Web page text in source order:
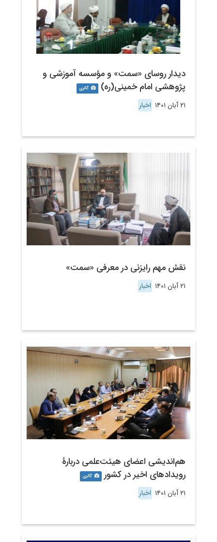
دیدار روسای «سمت» و مؤسسه آموزشی و
پژوهشی امام خمینی(ره)
گالری
۲۱ آبان ۱۴۰۱ اخبار
نقش مهم رایزنی در معرفی «سمت»
۲۱ آبان ۱۴۰۱ اخبار
هم‌اندیشی اعضای هیئت‌علمی دربارۀ
رویدادهای اخیر در کشور
گالری
۲۱ آبان ۱۴۰۱ اخبار